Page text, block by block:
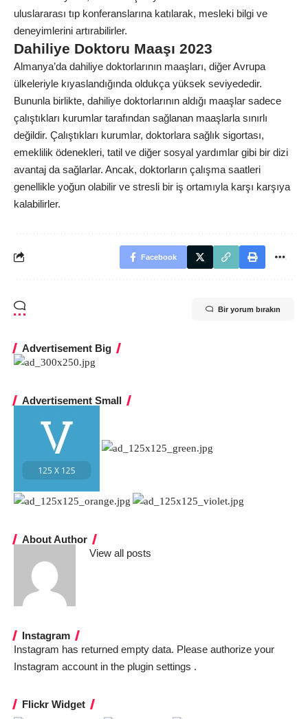
uluslararası tıp konferanslarına katılarak, mesleki bilgi ve
deneyimlerini artırabilirler.
Dahiliye Doktoru Maaşı 2023
Almanya’da dahiliye doktorlarının maaşları, diğer Avrupa
ülkeleriyle kıyaslandığında oldukça yüksek seviyededir.
Bununla birlikte, dahiliye doktorlarının aldığı maaşlar sadece
çalıştıkları kurumlar tarafından sağlanan maaşlarla sınırlı
değildir. Çalıştıkları kurumlar, doktorlara sağlık sigortası,
emeklilik ödenekleri, tatil ve diğer sosyal yardımlar gibi bir dizi
avantaj da sağlarlar. Ancak, doktorların çalışma saatleri
genellikle yoğun olabilir ve stresli bir iş ortamıyla karşı karşıya
kalabilirler.
Facebook
Bir yorum bırakın
Advertisement Big
Advertisement Small
About Author
View all posts
Instagram
Instagram has returned empty data. Please authorize your
Instagram account in the plugin settings .
Flickr Widget